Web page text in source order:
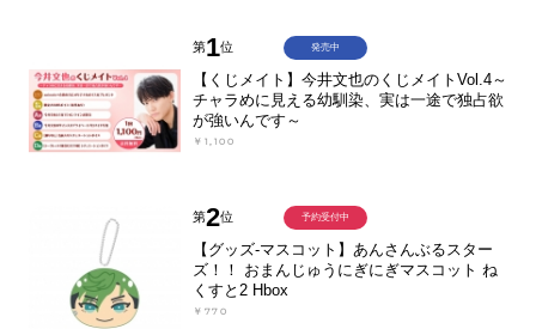
第1位
【くじメイト】今井文也のくじメイトVol.4～
チャラめに見える幼馴染、実は一途で独占欲
が強いんです～
￥1,100
発売中
第2位
【グッズ-マスコット】あんさんぶるスター
ズ！！ おまんじゅうにぎにぎマスコット ね
くすと2 Hbox
￥770
予約受付中